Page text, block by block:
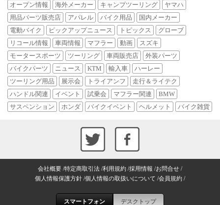
オープン情報
海外メーカー キャンプツーリング
ヤマハ
用品パーツ販売店
アパレル バイク用品
国内メーカー
電動バイク
ピックアップニュース トピックス
グローブ
リコール情報
車両情報 マフラー 動画
スズキ
モータースポーツ
ツーリング 車両販売店
外装パーツ
バイクパーツ
ニュース KTM 輸入車
ハーレー
ツーリング用品
展示会 トライアンフ
走行＆ライテク
ハンドル関連
イベント 試乗会 マフラー関連
BMW
サスペンション
ホンダ バイクイベント ヘルメット バイク雑貨
会社概要 特定商取引法 利用規約 採用情報 お問合せ
個人情報保護方針 個人情報の取扱いについて 会員規約
スマートフォン デスクトップ